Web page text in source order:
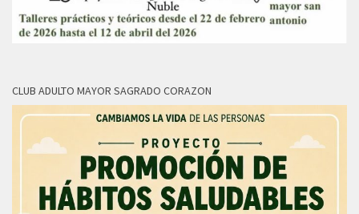
CLUB ADULTO MAYOR SAGRADO CORAZON